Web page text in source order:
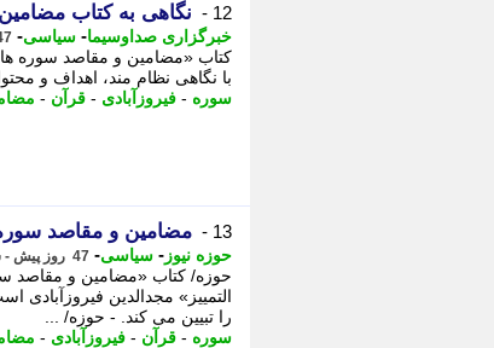
12 - نگاهی به کتاب
خبرگزاری صداوسیما- سیاسی- 47 روز پیش - شنبه 30
کتاب «مضامین و مقاصد سوره
با نگاهی نظام مند، اهداف و
سوره - فیروزآبادی - قرآن -
13 - مضامین و مقاصد
حوزه نیوز - سیاسی- 47 روز پیش - شنبه 30 خرداد 1405، 12:52
حوزه/ کتاب «مضامین و مقاصد
التمییز» مجدالدین
را تبیین می کند. - حوزه/ ...
سوره - قرآن - فیروزآبادی -